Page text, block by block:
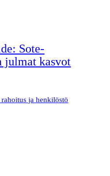
Sote-
julmat kasvot